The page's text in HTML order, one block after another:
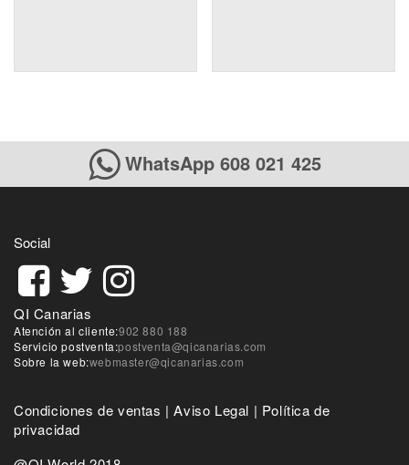
WhatsApp 608 021 425
Social
QI Canarias
Atención al cliente:902 880 188
Servicio postventa:postventa@qicanarias.com
Sobre la web:webmaster@qicanarias.com
Condiciones de ventas |Aviso Legal | Política de
privacidad